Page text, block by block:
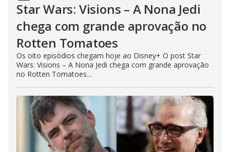
Star Wars: Visions – A Nona Jedi
chega com grande aprovação no
Rotten Tomatoes
Os oito episódios chegam hoje ao Disney+ O post Star
Wars: Visions – A Nona Jedi chega com grande aprovação
no Rotten Tomatoes...